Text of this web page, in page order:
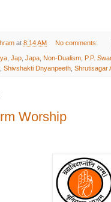
at 8:14 AM No comments:
Jap Japa Non-Dualism P.P.
Shivshakti Dnyanpeeth Shrutisagar
Worship